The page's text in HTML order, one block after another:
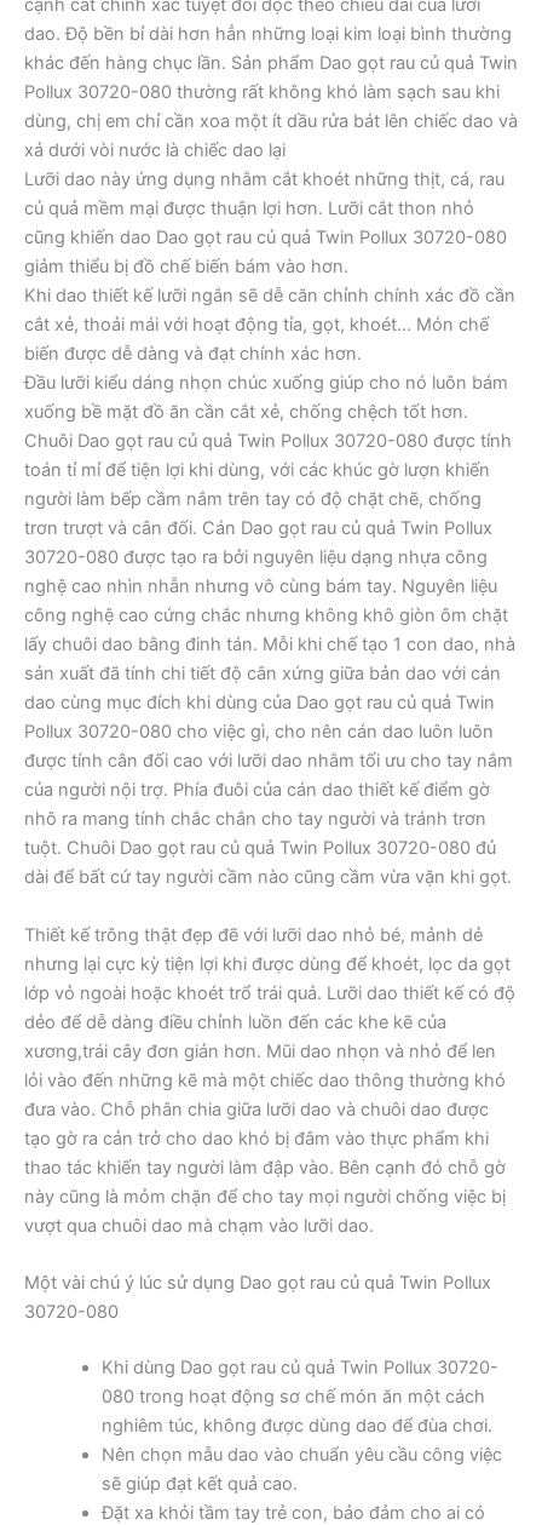
cạnh cắt chính xác tuyệt đối dọc theo chiều dài của lưỡi
dao. Độ bền bỉ dài hơn hẳn những loại kim loại bình thường
khác đến hàng chục lần. Sản phẩm Dao gọt rau củ quả Twin
Pollux 30720-080 thường rất không khó làm sạch sau khi
dùng, chị em chỉ cần xoa một ít dầu rửa bát lên chiếc dao và
xả dưới vòi nước là chiếc dao lại
Lưỡi dao này ứng dụng nhằm cắt khoét những thịt, cá, rau
củ quả mềm mại được thuận lợi hơn. Lưỡi cắt thon nhỏ
cũng khiến dao Dao gọt rau củ quả Twin Pollux 30720-080
giảm thiểu bị đồ chế biến bám vào hơn.
Khi dao thiết kế lưỡi ngắn sẽ dễ căn chỉnh chính xác đồ cần
cắt xẻ, thoải mái với hoạt động tỉa, gọt, khoét… Món chế
biến được dễ dàng và đạt chính xác hơn.
Đầu lưỡi kiểu dáng nhọn chúc xuống giúp cho nó luôn bám
xuống bề mặt đồ ăn cần cắt xẻ, chống chệch tốt hơn.
Chuôi Dao gọt rau củ quả Twin Pollux 30720-080 được tính
toán tỉ mỉ để tiện lợi khi dùng, với các khúc gờ lượn khiến
người làm bếp cầm nắm trên tay có độ chặt chẽ, chống
trơn trượt và cân đối. Cán Dao gọt rau củ quả Twin Pollux
30720-080 được tạo ra bởi nguyên liệu dạng nhựa công
nghệ cao nhìn nhẵn nhưng vô cùng bám tay. Nguyên liệu
công nghệ cao cứng chắc nhưng không khô giòn ôm chặt
lấy chuôi dao bằng đinh tán. Mỗi khi chế tạo 1 con dao, nhà
sản xuất đã tính chi tiết độ cân xứng giữa bản dao với cán
dao cùng mục đích khi dùng của Dao gọt rau củ quả Twin
Pollux 30720-080 cho việc gì, cho nên cán dao luôn luôn
được tính cân đối cao với lưỡi dao nhằm tối ưu cho tay nắm
của người nội trợ. Phía đuôi của cán dao thiết kế điểm gờ
nhô ra mang tính chắc chắn cho tay người và tránh trơn
tuột. Chuôi Dao gọt rau củ quả Twin Pollux 30720-080 đủ
dài để bất cứ tay người cầm nào cũng cầm vừa vặn khi gọt.
Thiết kế trông thật đẹp đẽ với lưỡi dao nhỏ bé, mảnh dẻ
nhưng lại cực kỳ tiện lợi khi được dùng để khoét, lọc da gọt
lớp vỏ ngoài hoặc khoét trổ trái quả. Lưỡi dao thiết kế có độ
dẻo để dễ dàng điều chỉnh luồn đến các khe kẽ của
xương,trái cây đơn giản hơn. Mũi dao nhọn và nhỏ để len
lỏi vào đến những kẽ mà một chiếc dao thông thường khó
đưa vào. Chỗ phân chia giữa lưỡi dao và chuôi dao được
tạo gờ ra cản trở cho dao khó bị đâm vào thực phẩm khi
thao tác khiến tay người làm đập vào. Bên cạnh đó chỗ gờ
này cũng là mỏm chặn để cho tay mọi người chống việc bị
vượt qua chuôi dao mà chạm vào lưỡi dao.
Một vài chú ý lúc sử dụng Dao gọt rau củ quả Twin Pollux
30720-080
Khi dùng Dao gọt rau củ quả Twin Pollux 30720-
080 trong hoạt động sơ chế món ăn một cách
nghiêm túc, không được dùng dao để đùa chơi.
Nên chọn mẫu dao vào chuẩn yêu cầu công việc
sẽ giúp đạt kết quả cao.
Đặt xa khỏi tầm tay trẻ con, bảo đảm cho ai có